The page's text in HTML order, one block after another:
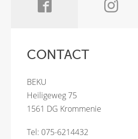
CONTACT
BEKU
Heiligeweg 75
1561 DG Krommenie
Tel: 075-6214432